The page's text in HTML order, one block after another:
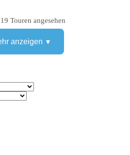
Touren angesehen
anzeigen